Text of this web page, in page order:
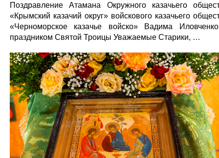
Поздравление Атамана Окружного казачьего
«Крымский казачий округ» войскового казачьего
«Черноморское казачье войско» Вадима
праздником Святой Троицы Уважаемые Старики, …